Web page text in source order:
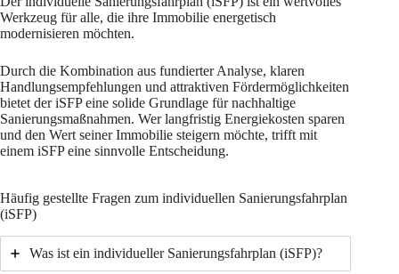
Werkzeug für alle, die ihre Immobilie energetisch
modernisieren möchten.
Durch die Kombination aus fundierter Analyse, klaren
Handlungsempfehlungen und attraktiven Fördermöglichkeiten
bietet der iSFP eine solide Grundlage für nachhaltige
Sanierungsmaßnahmen. Wer langfristig Energiekosten sparen
und den Wert seiner Immobilie steigern möchte, trifft mit
einem iSFP eine sinnvolle Entscheidung.
Häufig gestellte Fragen zum individuellen Sanierungsfahrplan
(iSFP)
Was ist ein individueller Sanierungsfahrplan (iSFP)?